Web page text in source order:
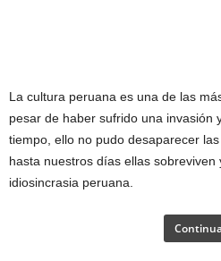
La cultura peruana es una de las
pesar de haber sufrido una invasión
tiempo, ello no pudo desaparecer
hasta nuestros días ellas sobreviven
idiosincrasia peruana.